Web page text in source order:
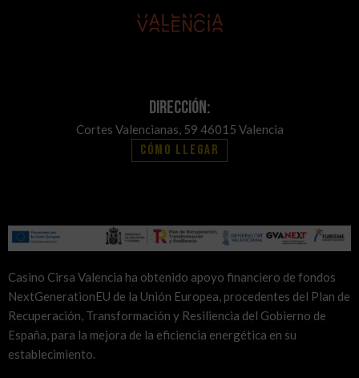
Dirección:
Cortes Valencianas, 59 46015 Valencia
Cómo llegar
Casino Cirsa Valencia ha obtenido apoyo financiero de fondos
NextGenerationEU de la Unión Europea, procedentes del Plan de
Recuperación, Transformación y Resiliencia del Gobierno de
España, para la mejora de la eficiencia energética en su
establecimiento.